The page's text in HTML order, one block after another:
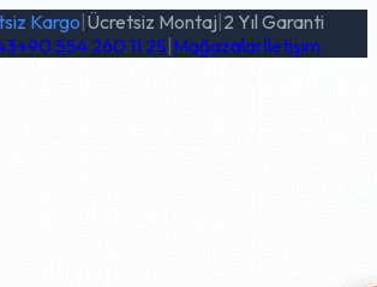
Kargo Ücretsiz Montaj 2 Yıl Garanti
+90 554 260 11 25 Mağazalarİletişim